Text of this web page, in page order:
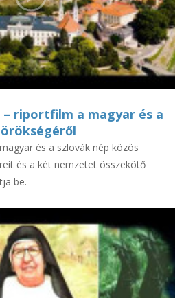
riportfilm a magyar és a
és a szlovák nép közös
és a két nemzetet összekötő
be.